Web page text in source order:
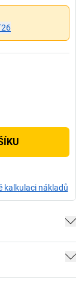
kalkulaci nákladů